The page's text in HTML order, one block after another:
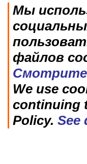
Мы
файлов
We use
continuing
Policy. See